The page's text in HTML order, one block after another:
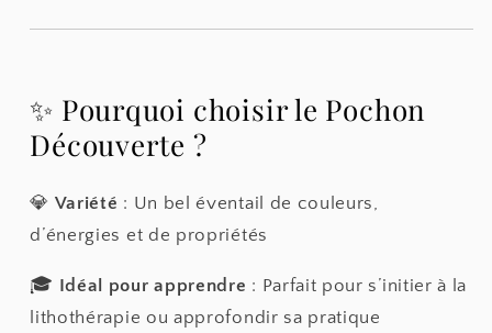
✨ Pourquoi choisir le Pochon
Découverte ?
💎 Variété : Un bel éventail de couleurs,
d’énergies et de propriétés
🎓 Idéal pour apprendre : Parfait pour s’initier à la
lithothérapie ou approfondir sa pratique